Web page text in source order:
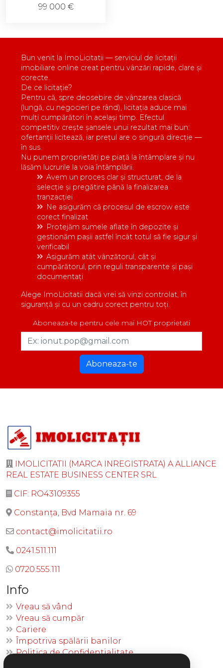
99 000 €
Bun venit la ImoLicitatii — serviciul de licitații
imobiliare online creat pentru vânzări rapide, clare și
corecte.
De ce licitație?
Pentru că, spre deosebire de vânzarea clasică
(lungă, cu negocieri pe rând), licitația aduce mai
mulți cumpărători în același timp. Efectul
competitiv crește șansele unui rezultat mai bun:
ofertanții licitează, iar prețul are o singură direcție —
în sus.
Nu punem proprietăți pe piață la întâmplare și nu
lăsăm lucrurile la voia întâmplării.
Avem un proces clar și structurat, de la
selecție și pregătire până la finalizarea
tranzacției
Ne asigurăm că procesul de escrow este
corect finalizat
Protejăm sumele aflate în depozite și
gestionăm pașii astfel încât totul să fie sigur și
verificabil
Asigurăm atât vânzătorul, cât și
cumpărătorul, prin reguli transparente și pași
documentați
Alege ImoLicitatii dacă vrei să vinzi controlat, în
siguranță și cu un cadru corect pentru toți.
Aboneaza-te pentru cele mai HOT proprietati
Aboneaza-te
IMOLICITATII (MARCA INREGISTRATA) A ALLIANCE
REAL ESTATE BUSINESS CENTER SRL
CIF: RO43109355
Constanța, Bvd Mamaia nr. 69
contact@imolicitatii.ro
0241.511.111
0720.555.111
Info
Vreau să vând
Vreau să cumpăr
Cariere
Împotriva spălării banilor
Politica de Confidentialitate